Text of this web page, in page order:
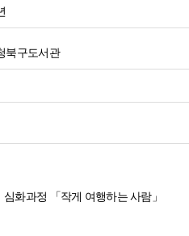
북구도서관
화과정 「작게 여행하는 사람」